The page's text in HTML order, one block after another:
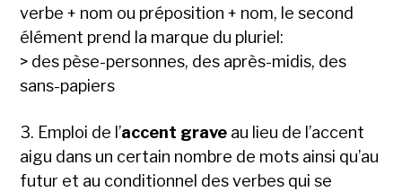
verbe + nom ou préposition + nom, le second
élément prend la marque du pluriel:
> des pèse-personnes, des après-midis, des
sans-papiers
3. Emploi de l’accent grave au lieu de l’accent
aigu dans un certain nombre de mots ainsi qu’au
futur et au conditionnel des verbes qui se